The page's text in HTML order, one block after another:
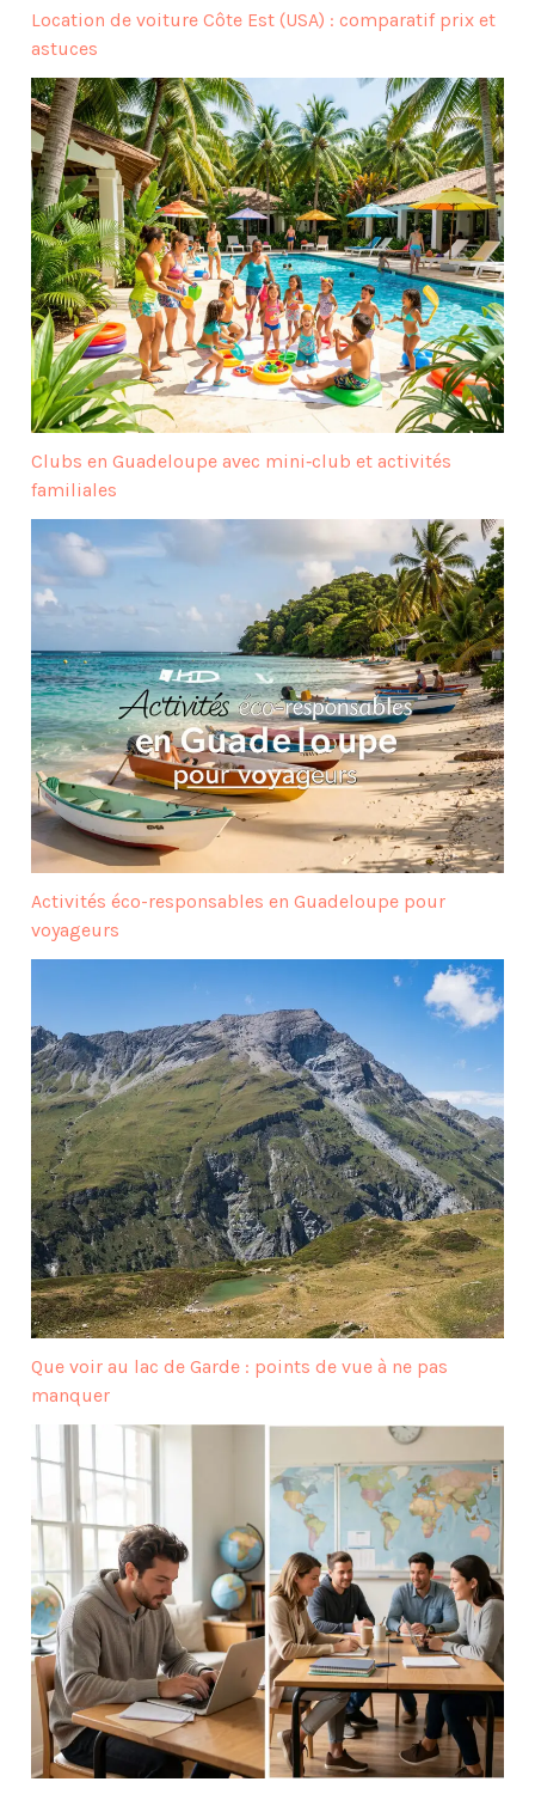
Location de voiture Côte Est (USA) : comparatif prix et
astuces
Clubs en Guadeloupe avec mini‑club et activités
familiales
Activités éco-responsables en Guadeloupe pour
voyageurs
Que voir au lac de Garde : points de vue à ne pas
manquer